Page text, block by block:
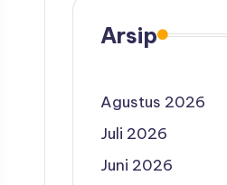
Arsip
Agustus 2026
Juli 2026
Juni 2026